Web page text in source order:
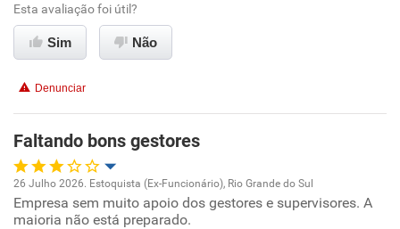
Benefícios
Recomenda a diretoria
Esta avaliação foi útil?
Sim Não
Denunciar
Faltando bons gestores
Oportunidade de promoção
26 Julho 2026. Estoquista (Ex-Funcionário), Rio Grande do Sul
Empresa sem muito apoio dos gestores e supervisores. A
maioria não está preparado.